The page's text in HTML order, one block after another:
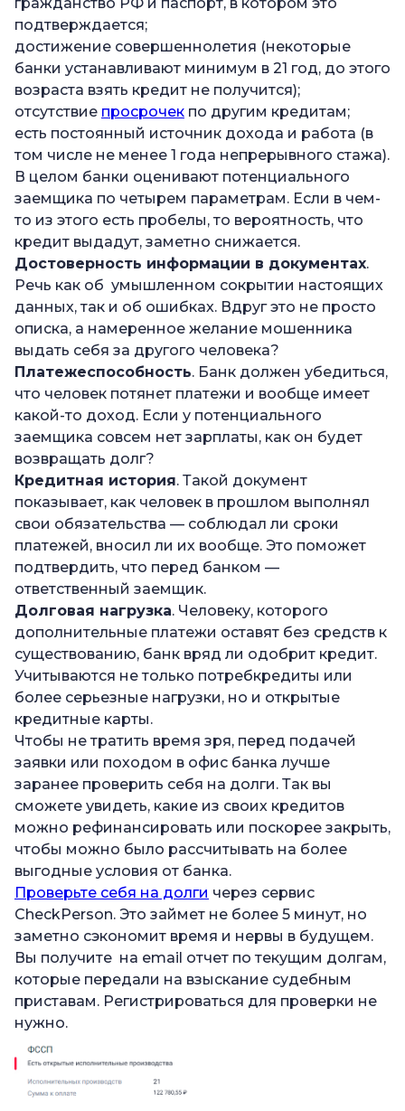
подтверждается;
достижение совершеннолетия (некоторые
банки устанавливают минимум в 21 год, до этого
возраста взять кредит не получится);
отсутствие просрочек по другим кредитам;
есть постоянный источник дохода и работа (в
том числе не менее 1 года непрерывного стажа).
В целом банки оценивают потенциального
заемщика по четырем параметрам. Если в чем-
то из этого есть пробелы, то вероятность, что
кредит выдадут, заметно снижается.
Достоверность информации в документах.
Речь как об умышленном сокрытии настоящих
данных, так и об ошибках. Вдруг это не просто
описка, а намеренное желание мошенника
выдать себя за другого человека?
Платежеспособность. Банк должен убедиться,
что человек потянет платежи и вообще имеет
какой-то доход. Если у потенциального
заемщика совсем нет зарплаты, как он будет
возвращать долг?
Кредитная история. Такой документ
показывает, как человек в прошлом выполнял
свои обязательства — соблюдал ли сроки
платежей, вносил ли их вообще. Это поможет
подтвердить, что перед банком —
ответственный заемщик.
Долговая нагрузка. Человеку, которого
дополнительные платежи оставят без средств к
существованию, банк вряд ли одобрит кредит.
Учитываются не только потребкредиты или
более серьезные нагрузки, но и открытые
кредитные карты.
Чтобы не тратить время зря, перед подачей
заявки или походом в офис банка лучше
заранее проверить себя на долги. Так вы
сможете увидеть, какие из своих кредитов
можно рефинансировать или поскорее закрыть,
чтобы можно было рассчитывать на более
выгодные условия от банка.
Проверьте себя на долги через сервис
CheckPerson. Это займет не более 5 минут, но
заметно сэкономит время и нервы в будущем.
Вы получите на email отчет по текущим долгам,
которые передали на взыскание судебным
приставам. Регистрироваться для проверки не
нужно.